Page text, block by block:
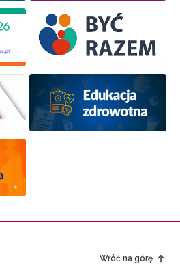
Wróć na górę